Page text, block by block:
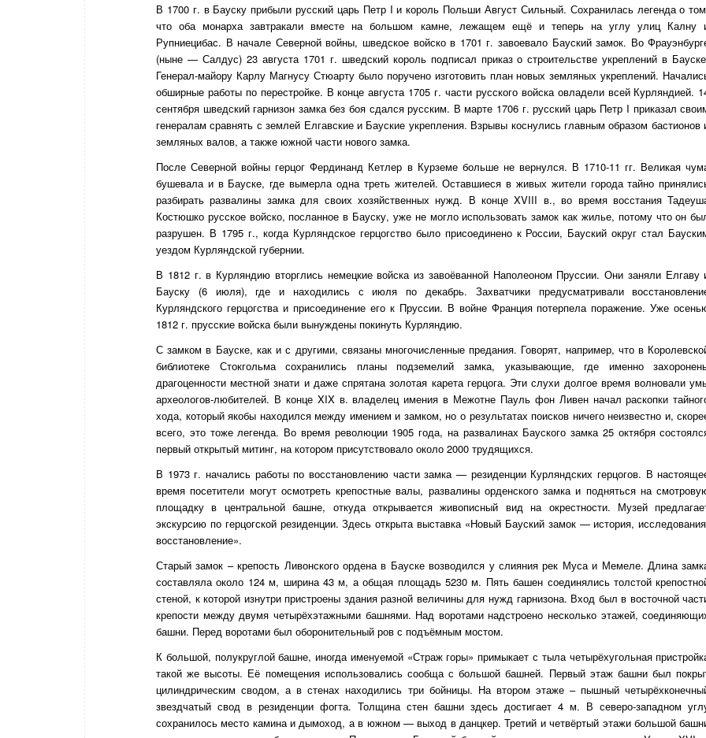
В 1700 г. в Бауску прибыли русский царь Петр I и король Польши Август Сильный. Сохранилась легенда о
что оба монарха завтракали вместе на большом камне, лежащем ещё и теперь на углу улиц Калну
Рупниецибас. В начале Северной войны, шведское войско в 1701 г. завоевало Бауский замок. Во
(ныне — Салдус) 23 августа 1701 г. шведский король подписал приказ о строительстве укреплений в
Генерал-майору Карлу Магнусу Стюарту было поручено изготовить план новых земляных укреплений.
обширные работы по перестройке. В конце августа 1705 г. части русского войска овладели всей Курляндией.
сентября шведский гарнизон замка без боя сдался русским. В марте 1706 г. русский царь Петр I приказал
генералам сравнять с землей Елгавские и Бауские укрепления. Взрывы коснулись главным образом бастионов
земляных валов, а также южной части нового замка.
После Северной войны герцог Фердинанд Кетлер в Курземебольше не вернулся. В 1710-11 гг. Великая
бушевала и в Бауске, где вымерла одна треть жителей. Оставшиеся в живых жители города тайно
разбирать развалины замка для своих хозяйственных нужд. В конце XVIII в., во время восстания
Костюшко русское войско, посланное в Бауску, уже не могло использовать замок как жилье, потому что он
разрушен. В 1795 г., когда Курляндское герцогство было присоединено к России, Бауский округ стал
уездом Курляндской губернии.
В 1812 г. в Курляндию вторглись немецкие войска из завоёванной Наполеоном Пруссии. Они заняли Елгаву
Бауску (6 июля), где и находились с июля по декабрь. Захватчики предусматривали
Курляндского герцогства и присоединение его к Пруссии. В войне Франция потерпела поражение. Уже
1812 г. прусские войска были вынуждены покинуть Курляндию.
С замком в Бауске, как и с другими, связаны многочисленные предания. Говорят, например, что в
библиотеке Стокгольма сохранились планы подземелий замка, указывающие, где именно
драгоценности местной знати и даже спрятана золотая карета герцога. Эти слухи долгое время волновали
археологов-любителей. В конце XIX в. владелец имения в Межотне Пауль фон Ливен начал раскопки
хода, который якобы находился между имением и замком, но о результатах поисков ничего неизвестно и,
всего, это тоже легенда. Во время революции 1905 года, на развалинах Бауского замка 25 октября
первый открытый митинг, на котором присутствовало около 2000 трудящихся.
В 1973 г. начались работы по восстановлению части замка — резиденции Курляндских герцогов. В
время посетители могут осмотреть крепостные валы, развалины орденского замка и подняться на
площадку в центральной башне, откуда открывается живописный вид на окрестности. Музей
экскурсию по герцогской резиденции. Здесь открыта выставка «Новый Бауский замок — история,
восстановление».
Старый замок – крепость Ливонского ордена в Бауске возводился у слияния рек Муса и Мемеле. Длина
составляла около 124 м, ширина 43 м, а общая площадь 5230 м. Пять башен соединялись толстой
стеной, к которой изнутри пристроены здания разной величины для нужд гарнизона. Вход был в восточной
крепости между двумя четырёхэтажными башнями. Над воротами надстроено несколько этажей,
башни. Перед воротами был оборонительный ров с подъёмным мостом.
К большой, полукруглой башне, иногда именуемой «Страж горы» примыкает с тыла четырёхугольная
такой же высоты. Её помещения использовались сообща с большой башней. Первый этаж башни был
цилиндрическим сводом, а в стенах находились три бойницы. На втором этаже – пышный
звездчатый свод в резиденции фогта. Толщина стен башни здесь достигает 4 м. В северо-западном
сохранилось место камина и дымоход, а в южном — выход в данцкер. Третий и четвёртый этажи большой